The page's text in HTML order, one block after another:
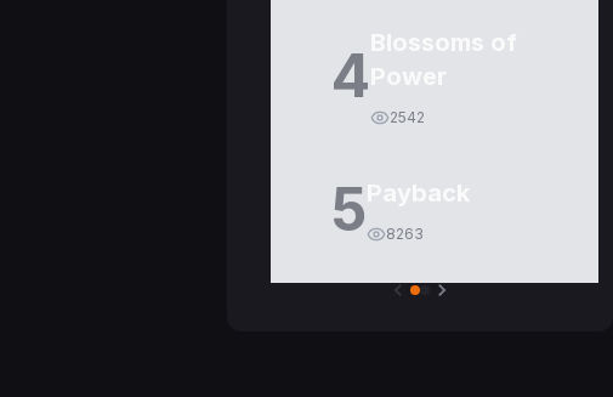
4Blossoms of
Power
2542
5Payback
8263